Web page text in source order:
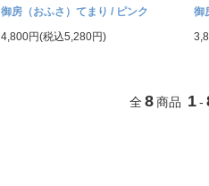
御房（おふさ）てまり / ピンク
4,800円(税込5,280円)
御
全8商品 1-